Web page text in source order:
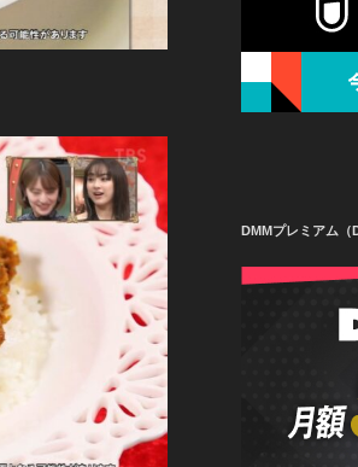
DMMプレミアム（